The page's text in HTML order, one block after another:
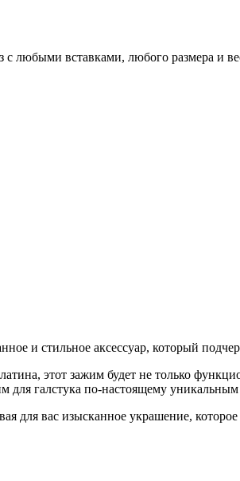
с любыми вставками, любого размера и
и стильное аксессуар, который
этот зажим будет не только
для галстука по-настоящему
для вас изысканное украшение,